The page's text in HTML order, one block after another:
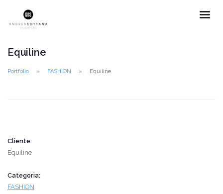
Equiline
Portfolio FASHION Equiline
Cliente:
Equiline
Categoria:
FASHION